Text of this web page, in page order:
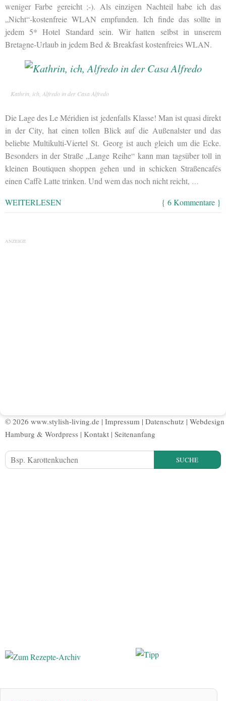
weniger Farbe gereicht ;-). Als einzigen Nachteil habe ich das
„Nicht“-kostenfreie WLAN empfunden. Ich finde das sollte in
jedem 5* Hotel Standard sein. Wir hatten selbst in unserem
Bretagne-Urlaub in jedem Bed & Breakfast kostenfreies WLAN.
Kathrin, ich, Alfredo in der Casa Alfredo
Die Lage des Le Méridien ist jedenfalls Klasse! Man ist quasi direkt
in der City, hat einen tollen Blick auf die Außenalster und das
beliebte Multikulti-Viertel St. Georg ist auch gleich um die Ecke.
Besonders in der Straße „Lange Reihe“ kann man tagsüber toll in
kleinen Boutiquen shoppen gehen und in schicken Straßencafés
einen Caffè Latte trinken. Und wem das noch nicht reicht, …
WEITERLESEN { 6 Kommentare }
ANZEIGE
© 2026 www.stylish-living.de | Impressum | Datenschutz | Webdesign
Hamburg & Wordpress | Kontakt | Seitenanfang
SUCHE